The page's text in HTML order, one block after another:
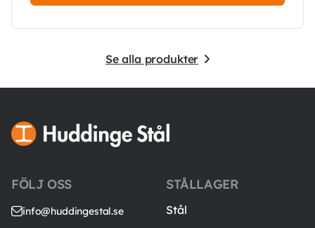
Se alla produkter
FÖLJ OSS
info@huddingestal.se
STÅLLAGER
Stål